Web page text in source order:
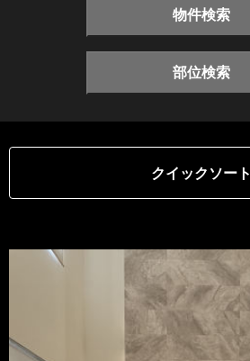
物件検索
部位検索
クイックソート